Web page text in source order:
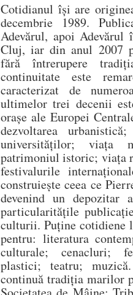
Cotidianul își are
decembrie 1989.
Adevărul, apoi
Cluj, iar din anul 2007
fără întrerupere
continuitate este
caracterizat de
ultimelor trei decenii
orașe ale Europei
dezvoltarea
universităților; viața
patrimoniul istoric; viața
festivalurile
construiește ceea ce
devenind un depozitar
particularitățile
culturii. Puține cotidiene
pentru: literatura
culturale; cenacluri;
plastici; teatru;
continuă tradiția marilor